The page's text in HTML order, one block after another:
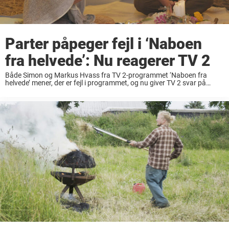
Parter påpeger fejl i ‘Naboen
fra helvede’: Nu reagerer TV 2
Både Simon og Markus Hvass fra TV 2-programmet ‘Naboen fra
helvede’ mener, der er fejl i programmet, og nu giver TV 2 svar på